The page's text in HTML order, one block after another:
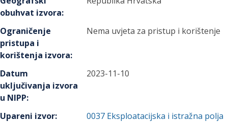
obuhvat izvora:
Ograničenje
pristupa i
korištenja izvora:
Nema uvjeta za pristup i korištenje
Datum
uključivanja izvora
u NIPP:
2023-11-10
Upareni izvor: 0037 Eksploatacijska i istražna polja